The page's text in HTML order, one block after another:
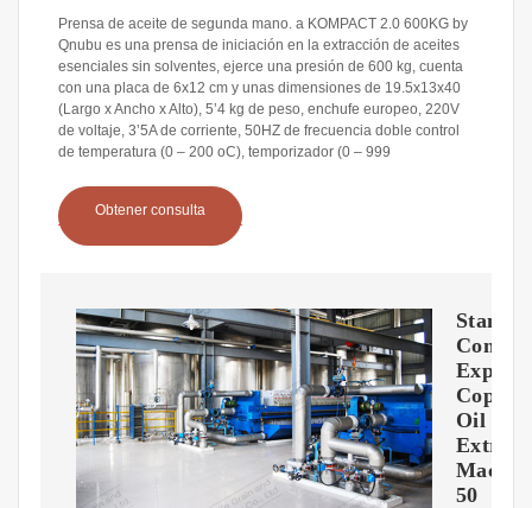
Prensa de aceite de segunda mano. a KOMPACT 2.0 600KG by
Qnubu es una prensa de iniciación en la extracción de aceites
esenciales sin solventes, ejerce una presión de 600 kg, cuenta
con una placa de 6x12 cm y unas dimensiones de 19.5x13x40
(Largo x Ancho x Alto), 5’4 kg de peso, enchufe europeo, 220V
de voltaje, 3’5A de corriente, 50HZ de frecuencia doble control
de temperatura (0 – 200 oC), temporizador (0 – 999
Obtener consulta
Copra
Oil
50